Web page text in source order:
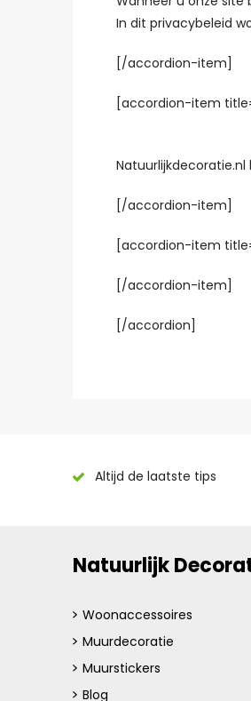
In dit privacybeleid
[/accordion-item]
[accordion-item
[/accordion-item]
[accordion-item
[/accordion-item]
[/accordion]
Altijd de laatste tips
Natuurlijk
Woonaccessoires
Muurdecoratie
Muurstickers
Blog